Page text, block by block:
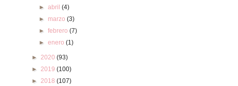
►abril(4)
► marzo(3)
►febrero(7)
►enero(1)
► 2020 (93)
► 2019 (100)
► 2018 (107)